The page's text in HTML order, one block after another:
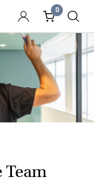
0